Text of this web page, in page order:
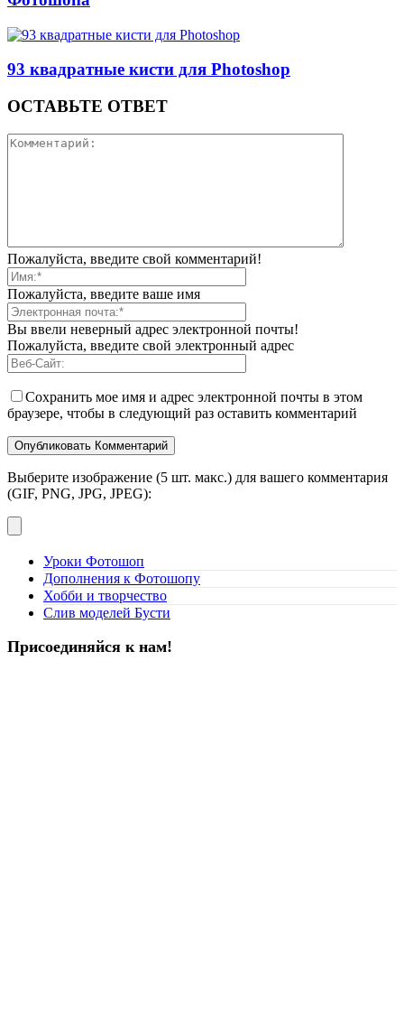
93 квадратные кисти для Photoshop
ОСТАВЬТЕ ОТВЕТ
Пожалуйста, введите свой комментарий!
Пожалуйста, введите ваше имя
Вы ввели неверный адрес электронной почты!
Пожалуйста, введите свой электронный адрес
Сохранить мое имя и адрес электронной почты в этом
браузере, чтобы в следующий раз оставить комментарий
Выберите изображение (5 шт. макс.) для вашего комментария
(GIF, PNG, JPG, JPEG):
Уроки Фотошоп
Дополнения к Фотошопу
Хобби и творчество
Слив моделей Бусти
Присоединяйся к нам!